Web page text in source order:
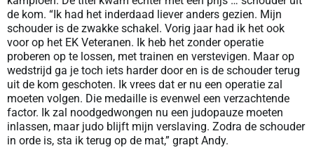
de kom. “Ik had het inderdaad liever anders gezien. Mijn
schouder is de zwakke schakel. Vorig jaar had ik het ook
voor op het EK Veteranen. Ik heb het zonder operatie
proberen op te lossen, met trainen en verstevigen. Maar op
wedstrijd ga je toch iets harder door en is de schouder terug
uit de kom geschoten. Ik vrees dat er nu een operatie zal
moeten volgen. Die medaille is evenwel een verzachtende
factor. Ik zal noodgedwongen nu een judopauze moeten
inlassen, maar judo blijft mijn verslaving. Zodra de schouder
in orde is, sta ik terug op de mat,” grapt Andy.